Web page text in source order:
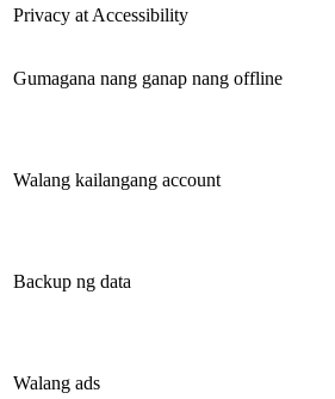
Privacy at Accessibility
Gumagana nang ganap nang offline
Walang kailangang account
Backup ng data
Walang ads